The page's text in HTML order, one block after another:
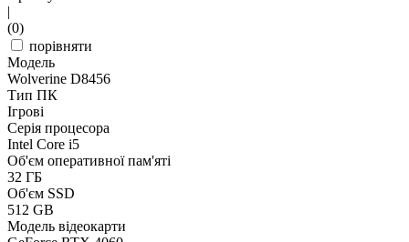
|
(0)
порівняти
Модель
Wolverine D8456
Тип ПК
Ігрові
Серія процесора
Intel Core i5
Об'єм оперативної пам'яті
32 ГБ
Об'єм SSD
512 GB
Модель відеокарти